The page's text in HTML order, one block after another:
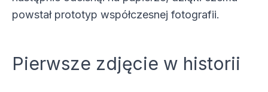
powstał prototyp współczesnej fotografii.
Pierwsze zdjęcie w historii